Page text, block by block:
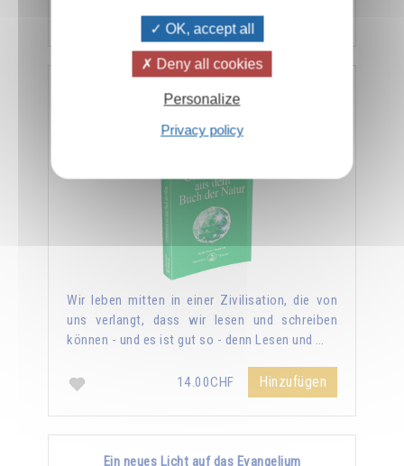
14.00CHF Hinzufügen
Geheimnisse aus dem Buch der Natur
Wir leben mitten in einer Zivilisation, die von
uns verlangt, dass wir lesen und schreiben
können - und es ist gut so - denn Lesen und …
14.00CHF Hinzufügen
Ein neues Licht auf das Evangelium
OK, accept all
Deny all cookies
Personalize
Privacy policy